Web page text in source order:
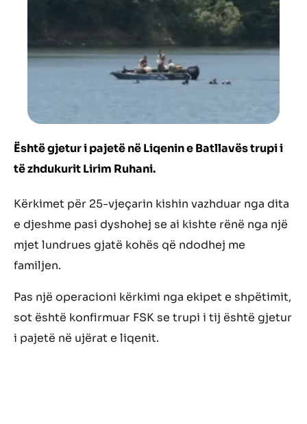
Është gjetur i pajetë në Liqenin e Batllavës trupi i
të zhdukurit Lirim Ruhani.
Kërkimet për 25-vjeçarin kishin vazhduar nga dita
e djeshme pasi dyshohej se ai kishte rënë nga një
mjet lundrues gjatë kohës që ndodhej me
familjen.
Pas një operacioni kërkimi nga ekipet e shpëtimit,
sot është konfirmuar FSK se trupi i tij është gjetur
i pajetë në ujërat e liqenit.